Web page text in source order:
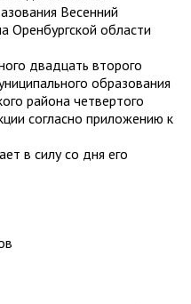
Весенний
Оренбургской области
двадцать второго
образования
района четвертого
согласно приложению к
в силу со дня его
депутатов